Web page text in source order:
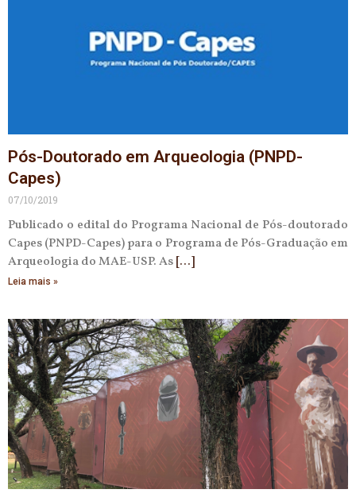
Pós-Doutorado em Arqueologia (PNPD-
Capes)
07/10/2019
Publicado o edital do Programa Nacional de Pós-doutorado
Capes (PNPD-Capes) para o Programa de Pós-Graduação em
Arqueologia do MAE-USP. As
Leia mais »